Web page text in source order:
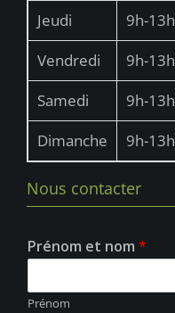
Jeudi 9h-13h
Vendredi
9h-13h
Samedi
9h-13h
Dimanche
9h-13h
Nous contacter
Prénom et nom *
Prénom